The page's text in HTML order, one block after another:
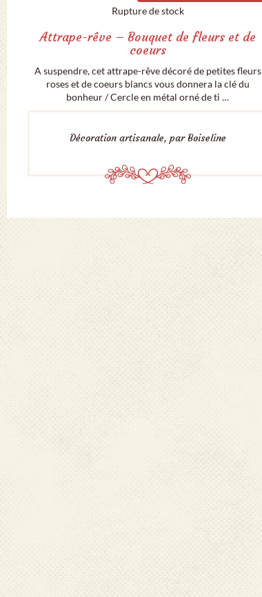
Rupture de stock
Attrape-rêve – Bouquet de fleurs et de
coeurs
A suspendre, cet attrape-rêve décoré de petites fleurs
roses et de coeurs blancs vous donnera la clé du
bonheur / Cercle en métal orné de ti …
Décoration artisanale, par Boiseline